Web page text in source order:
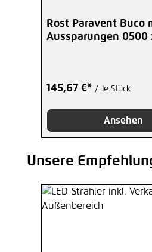
Rost Paravent Buco
Aussparungen 0500
145,67 €* / Je Stück
Ansehen
Produktgalerie
Unsere